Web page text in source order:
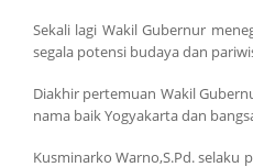
Sekali lagi Wakil Gubernur
segala potensi budaya dan
Diakhir pertemuan Wakil
nama baik Yogyakarta dan
Kusminarko Warno,S.Pd. selaku